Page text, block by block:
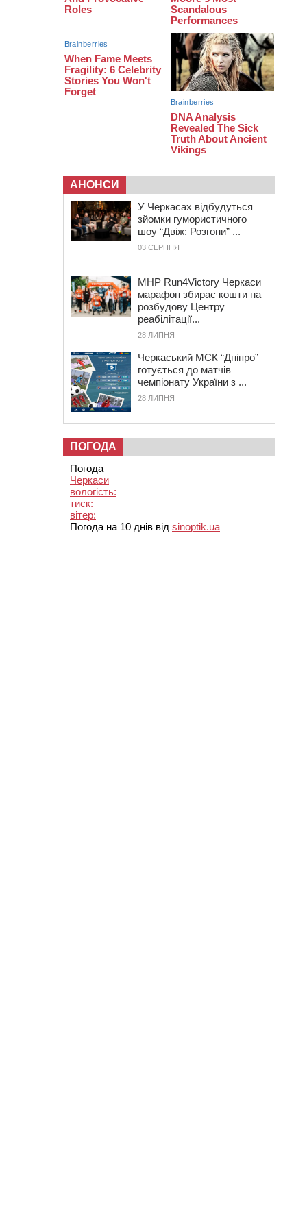
тис грн штрафу за незаконні зміни
Обрано претендента на посаду
директора Мокрокалигірського
психоневрологічного інтернату
07:23 Уманські міграційники видворили з
країни грузина, який відсидів
термін у колонії
АНОНСИ
У Черкасах відбудуться
зйомки гумористичного
шоу “Двіж: Розгони” ...
03 СЕРПНЯ
MHP Run4Victory Черкаси
марафон збирає кошти на
розбудову Центру
реабілітації...
28 ЛИПНЯ
Черкаський МСК “Дніпро”
готується до матчів
чемпіонату України з ...
28 ЛИПНЯ
ПОГОДА
Погода
Черкаси
вологість:
тиск:
вітер:
Погода на 10 днів від sinoptik.ua